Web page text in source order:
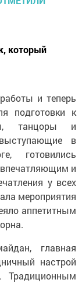
который
и теперь
подготовки к
танцоры и
в
готовились
и
у всех
мероприятия
аппетитным
главная
настрой
Традиционным